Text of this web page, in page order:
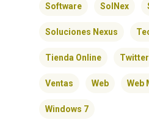
Software SolNex
Soluciones Nexus
Tienda Online Twitter
Ventas Web Web
Windows 7